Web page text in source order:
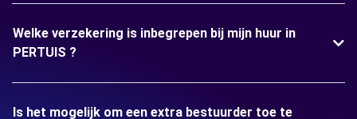
Welke verzekering is inbegrepen bij mijn huur in
PERTUIS ?
Is het mogelijk om een extra bestuurder toe te